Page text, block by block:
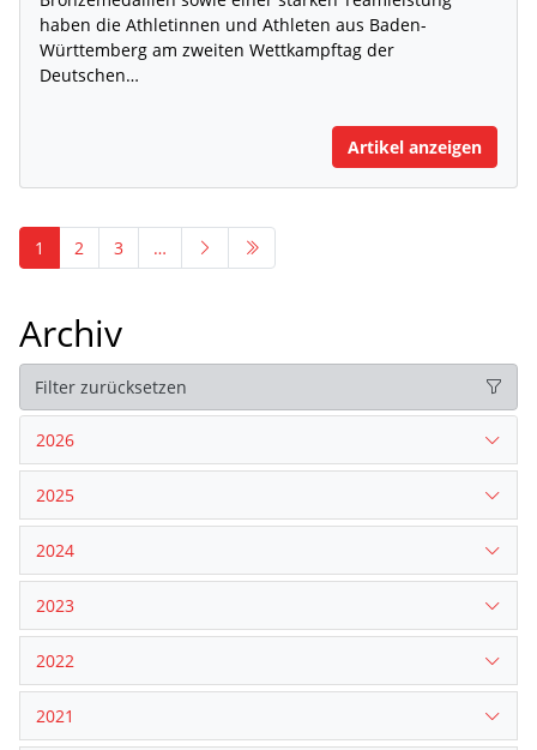
haben die Athletinnen und Athleten aus Baden-
Württemberg am zweiten Wettkampftag der
Deutschen…
Artikel anzeigen
1 2 3 …
Archiv
Filter zurücksetzen
2026
2025
2024
2023
2022
2021